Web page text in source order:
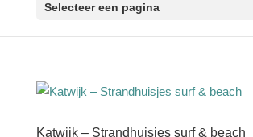
Selecteer een pagina
Katwijk – Strandhuisjes surf & beach